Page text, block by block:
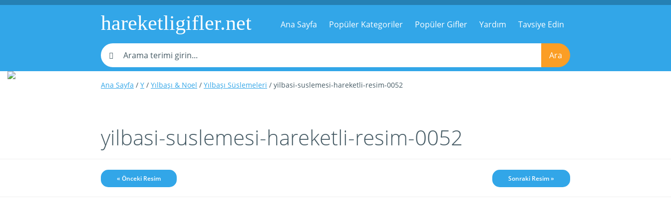
hareketligifler.net Ana Sayfa Popüler Kategoriler Popüler Gifler Yardım Tavsiye Edin
Ara
Ana Sayfa / Y / Yılbaşı & Noel / Yılbaşı Süslemeleri / yilbasi-suslemesi-hareketli-resim-0052
yilbasi-suslemesi-hareketli-resim-0052
« Önceki Resim Sonraki Resim »